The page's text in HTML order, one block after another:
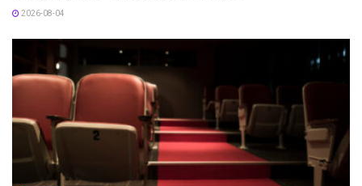
2026-08-04